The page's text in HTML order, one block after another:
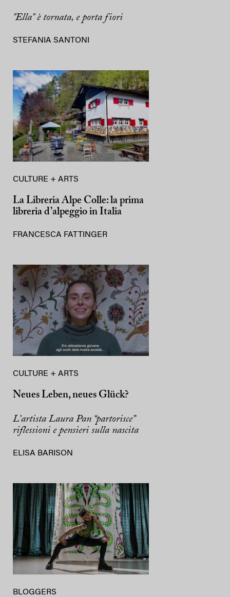
"Ella" è tornata, e porta fiori
STEFANIA SANTONI
CULTURE + ARTS
La Libreria Alpe Colle: la prima
libreria d’alpeggio in Italia
FRANCESCA FATTINGER
CULTURE + ARTS
Neues Leben, neues Glück?
L’artista Laura Pan “partorisce”
riflessioni e pensieri sulla nascita
ELISA BARISON
BLOGGERS